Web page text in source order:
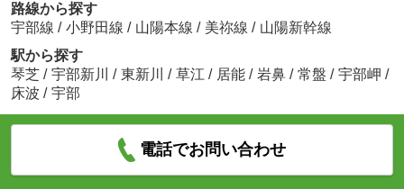
路線から探す
宇部線 / 小野田線 / 山陽本線 / 美祢線 / 山陽新幹線
駅から探す
琴芝 / 宇部新川 / 東新川 / 草江 / 居能 / 岩鼻 / 常盤 / 宇部岬 /
床波 / 宇部
電話でお問い合わせ